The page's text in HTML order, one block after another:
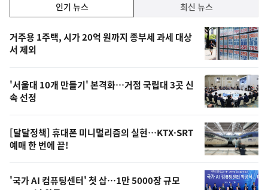
기,
최
신,
오
늘
의
영
상
오
인기 뉴스 최신 뉴스
기
뉴
스
거주용 1주택, 시가 20억 원까지 종부세 과세 대상
서 제외
'서울대 10개 만들기' 본격화…거점 국립대 3곳 신
속 선정
[달달정책] 휴대폰 미니멀리즘의 실현…KTX·SRT
예매 한 번에 끝!
'국가 AI 컴퓨팅센터' 첫 삽…1만 5000장 규모